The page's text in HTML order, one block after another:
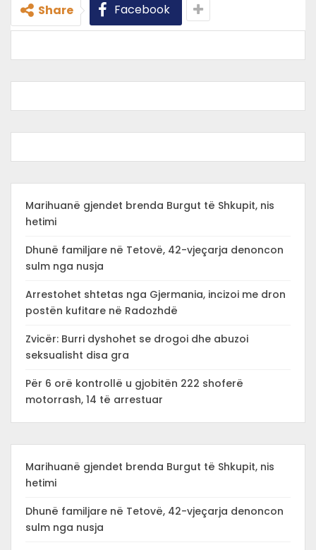
Share Facebook
Marihuanë gjendet brenda Burgut të Shkupit, nis
hetimi
Dhunë familjare në Tetovë, 42-vjeçarja denoncon
sulm nga nusja
Arrestohet shtetas nga Gjermania, incizoi me dron
postën kufitare në Radozhdë
Zvicër: Burri dyshohet se drogoi dhe abuzoi
seksualisht disa gra
Për 6 orë kontrollë u gjobitën 222 shoferë
motorrash, 14 të arrestuar
Marihuanë gjendet brenda Burgut të Shkupit, nis
hetimi
Dhunë familjare në Tetovë, 42-vjeçarja denoncon
sulm nga nusja